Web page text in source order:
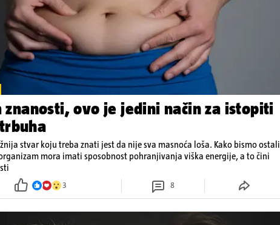
znanosti, ovo je jedini način za istopiti
stvar koju treba znati jest da nije sva masnoća loša. Kako bismo ostali
mora imati sposobnost pohranjivanja viška energije, a to čini
3 8